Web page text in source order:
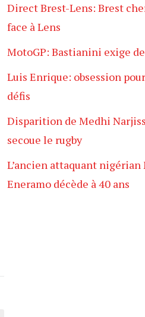
Direct Brest-Lens: Brest
face à Lens
MotoGP: Bastianini exige
Luis Enrique: obsession
défis
Disparition de Medhi
secoue le rugby
L’ancien attaquant
Eneramo décède à 40 ans